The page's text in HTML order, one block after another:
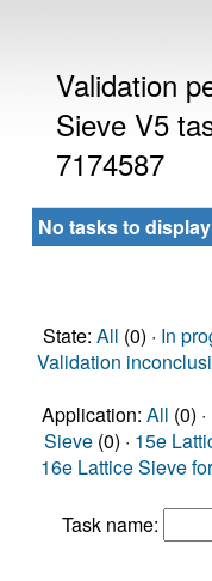
Validation
Sieve V5
7174587
No tasks to display
State: All (0) · In
Validation
Application: All (0) ·
Sieve (0) · 15e
16e Lattice Sieve
Task name: